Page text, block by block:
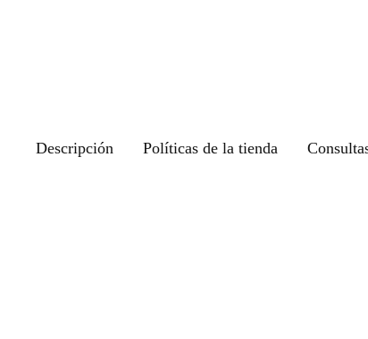
Descripción Políticas de la tienda